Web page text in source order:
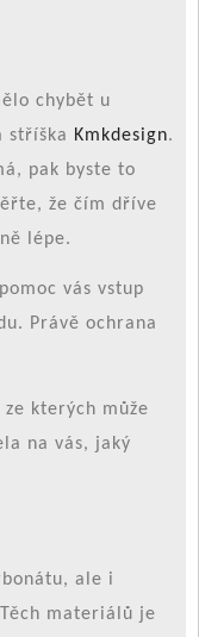
chybět u
stříška Kmkdesign.
pak byste to
že čím dříve
lépe.
vás vstup
Právě ochrana
kterých může
na vás, jaký
ale i
materiálů je